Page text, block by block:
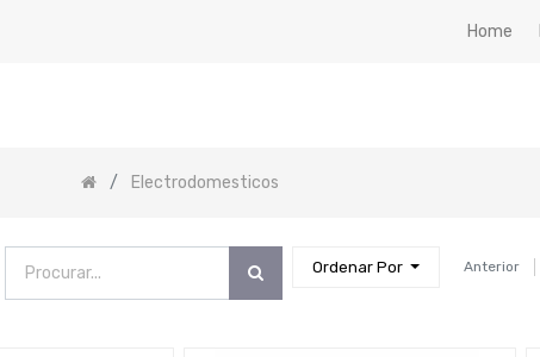
Home
Electrodomesticos
Anterior
Ordenar Por